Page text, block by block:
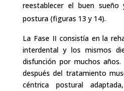
reestablecer el buen
postura (figuras 13 y 14).
La Fase II consistía en la
interdental y los mismos
disfunción por muchos
después del tratamiento
céntrica postural